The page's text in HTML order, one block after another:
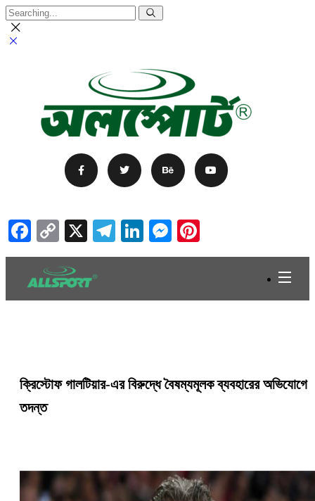
Facebook
Copy
Link
X Telegram
LinkedIn
Messenger
ক্রিস্টোফ গালটিয়ার-এর বিরুদ্ধে বৈষম্যমূলক ব্যবহারের অভিযোগে
তদন্ত